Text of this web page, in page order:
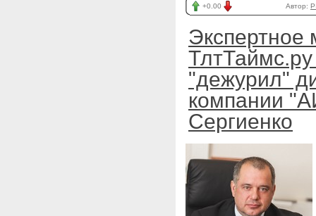
+0.00 Автор:
Экспертное
"дежурил"
компании
Сергиенко